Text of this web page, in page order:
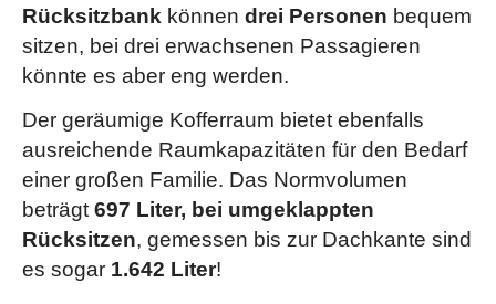
(Dekoreinlagen „Silver Lane“ für
Instrumententafel, Türverkleidungen und Mittelkonsole,
Einstiegleisten in Edelstahl mit „R-Line“-Logo; R-Line
Multifunktionslenkrad in Leder mit Schaltwippen, beheizbar
Pedale in gebürsten Edelstahl; Wählhebel in Leder mit
Dekoreinlagen in Aluminium)
Rücksitzlehne per Fernentriegelung asymmetrisch
im Verhältnis 40:60 umklappbar
Rückleuchten in LED-Technik
Rücksitzbank können drei Personen bequem
sitzen, bei drei erwachsenen Passagieren
könnte es aber eng werden.
Der geräumige Kofferraum bietet ebenfalls
ausreichende Raumkapazitäten für den Bedarf
einer großen Familie. Das Normvolumen
beträgt 697 Liter, bei umgeklappten
Rücksitzen, gemessen bis zur Dachkante sind
es sogar 1.642 Liter!